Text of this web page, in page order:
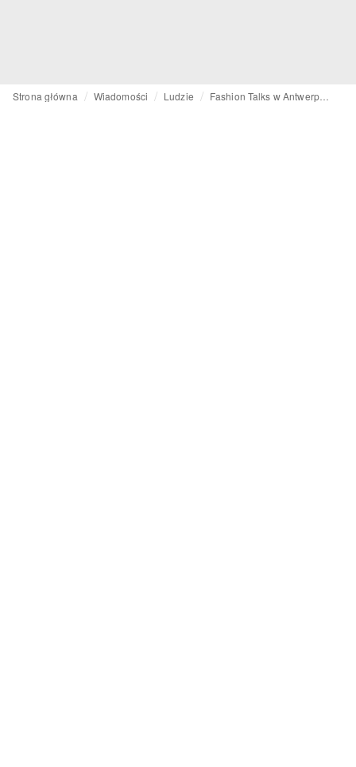
Strona główna Wiadomości Ludzie Fashion Talks w Antwerpii: Botter i Klausner o wyzwaniach branży mody